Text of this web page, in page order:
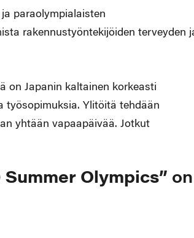
paraolympialaisten
rakennustyöntekijöiden terveyden
on Japanin kaltainen korkeasti
työsopimuksia. Ylitöitä tehdään
yhtään vapaapäivää. Jotkut
Olympics” on